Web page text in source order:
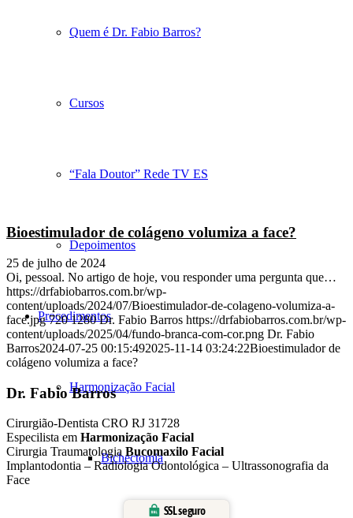
Quem é Dr. Fabio Barros?
Cursos
“Fala Doutor” Rede TV ES
Depoimentos
Procedimentos
Harmonização Facial
Bichectomia
Bioestimulador de colágeno volumiza a face?
25 de julho de 2024
Oi, pessoal. No artigo de hoje, vou responder uma pergunta que…
https://drfabiobarros.com.br/wp-
content/uploads/2024/07/Bioestimulador-de-colageno-volumiza-a-
face.jpg 720 1280 Dr. Fabio Barros https://drfabiobarros.com.br/wp-
content/uploads/2025/04/fundo-branca-com-cor.png Dr. Fabio
Barros2024-07-25 00:15:492025-11-14 03:24:22Bioestimulador de
colágeno volumiza a face?
Dr. Fabio Barros
Cirurgião-Dentista CRO RJ 31728
Especilista em Harmonização Facial
Cirurgia Traumatologia Bucomaxilo Facial
Implantodontia – Radiologia Odontológica – Ultrassonografia da
Face
SSL seguro